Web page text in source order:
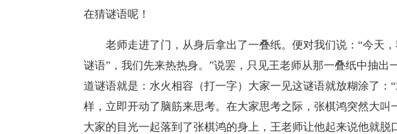
在猜谜语呢！
老师走进了门，从身后拿出了一叠纸。便对我们说：“今天
谜语”，我们先来热热身。”说罢，只见王老师从那一叠纸中抽出
道谜语就是：水火相容（打一字）大家一见这谜语就放糊涂了：
样，立即开动了脑筋来思考。在大家思考之际，张棋鸿突然大叫
大家的目光一起落到了张棋鸿的身上，王老师让他起来说他就脱